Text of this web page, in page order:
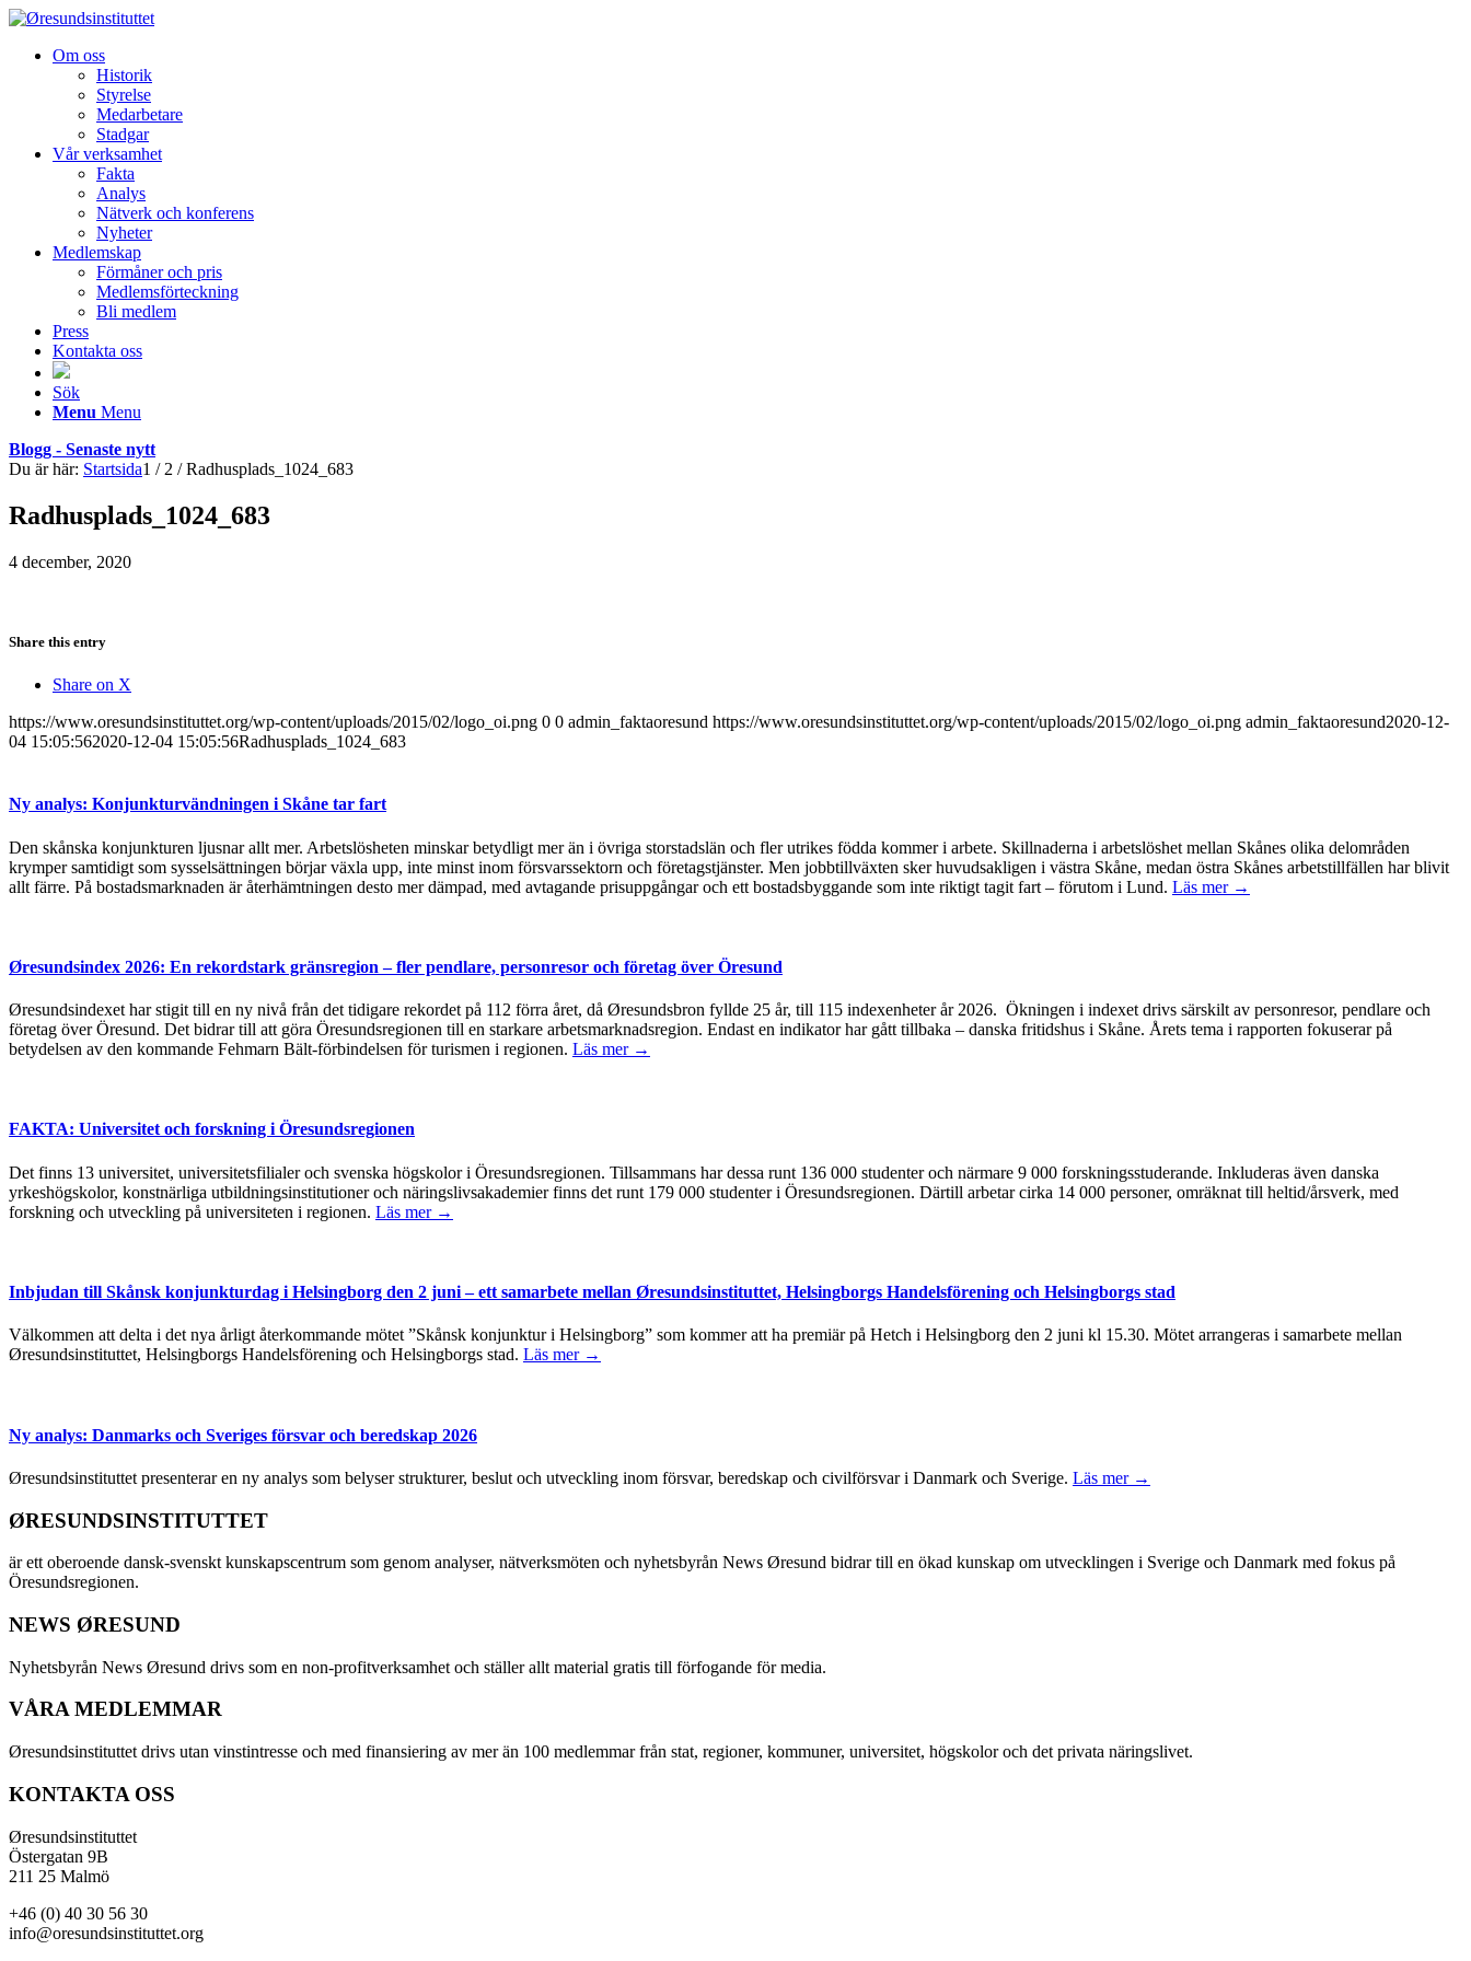
Om oss
Historik
Styrelse
Medarbetare
Stadgar
Vår verksamhet
Fakta
Analys
Nätverk och konferens
Nyheter
Medlemskap
Förmåner och pris
Medlemsförteckning
Bli medlem
Press
Kontakta oss
Sök
Menu Menu
Blogg - Senaste nytt
Du är här: Startsida1 / 2 / Radhusplads_1024_683
Radhusplads_1024_683
4 december, 2020
Share this entry
Share on X
https://www.oresundsinstituttet.org/wp-content/uploads/2015/02/logo_oi.png 0 0 admin_faktaoresund https://www.oresundsinstituttet.org/wp-content/uploads/2015/02/logo_oi.png admin_faktaoresund2020-12-
04 15:05:562020-12-04 15:05:56Radhusplads_1024_683
Ny analys: Konjunkturvändningen i Skåne tar fart
Den skånska konjunkturen ljusnar allt mer. Arbetslösheten minskar betydligt mer än i övriga storstadslän och fler utrikes födda kommer i arbete. Skillnaderna i arbetslöshet mellan Skånes olika delområden
krymper samtidigt som sysselsättningen börjar växla upp, inte minst inom försvarssektorn och företagstjänster. Men jobbtillväxten sker huvudsakligen i västra Skåne, medan östra Skånes arbetstillfällen har blivit
allt färre. På bostadsmarknaden är återhämtningen desto mer dämpad, med avtagande prisuppgångar och ett bostadsbyggande som inte riktigt tagit fart – förutom i Lund. Läs mer →
Øresundsindex 2026: En rekordstark gränsregion – fler pendlare, personresor och företag över Öresund
Øresundsindexet har stigit till en ny nivå från det tidigare rekordet på 112 förra året, då Øresundsbron fyllde 25 år, till 115 indexenheter år 2026. Ökningen i indexet drivs särskilt av personresor, pendlare och
företag över Öresund. Det bidrar till att göra Öresundsregionen till en starkare arbetsmarknadsregion. Endast en indikator har gått tillbaka – danska fritidshus i Skåne. Årets tema i rapporten fokuserar på
betydelsen av den kommande Fehmarn Bält-förbindelsen för turismen i regionen. Läs mer →
FAKTA: Universitet och forskning i Öresundsregionen
Det finns 13 universitet, universitetsfilialer och svenska högskolor i Öresundsregionen. Tillsammans har dessa runt 136 000 studenter och närmare 9 000 forskningsstuderande. Inkluderas även danska
yrkeshögskolor, konstnärliga utbildningsinstitutioner och näringslivsakademier finns det runt 179 000 studenter i Öresundsregionen. Därtill arbetar cirka 14 000 personer, omräknat till heltid/årsverk, med
forskning och utveckling på universiteten i regionen. Läs mer →
Inbjudan till Skånsk konjunkturdag i Helsingborg den 2 juni – ett samarbete mellan Øresundsinstituttet, Helsingborgs Handelsförening och Helsingborgs stad
Välkommen att delta i det nya årligt återkommande mötet ”Skånsk konjunktur i Helsingborg” som kommer att ha premiär på Hetch i Helsingborg den 2 juni kl 15.30. Mötet arrangeras i samarbete mellan
Øresundsinstituttet, Helsingborgs Handelsförening och Helsingborgs stad. Läs mer →
Ny analys: Danmarks och Sveriges försvar och beredskap 2026
Øresundsinstituttet presenterar en ny analys som belyser strukturer, beslut och utveckling inom försvar, beredskap och civilförsvar i Danmark och Sverige. Läs mer →
ØRESUNDSINSTITUTTET
är ett oberoende dansk-svenskt kunskapscentrum som genom analyser, nätverksmöten och nyhetsbyrån News Øresund bidrar till en ökad kunskap om utvecklingen i Sverige och Danmark med fokus på
Öresundsregionen.
NEWS ØRESUND
Nyhetsbyrån News Øresund drivs som en non-profitverksamhet och ställer allt material gratis till förfogande för media.
VÅRA MEDLEMMAR
Øresundsinstituttet drivs utan vinst­intresse och med finansiering av mer än 100 medlemmar från stat, regioner, kommuner, universitet, högskolor och det privata näringslivet.
KONTAKTA OSS
Øresundsinstituttet
Östergatan 9B
211 25 Malmö
+46 (0) 40 30 56 30
info@oresundsinstituttet.org